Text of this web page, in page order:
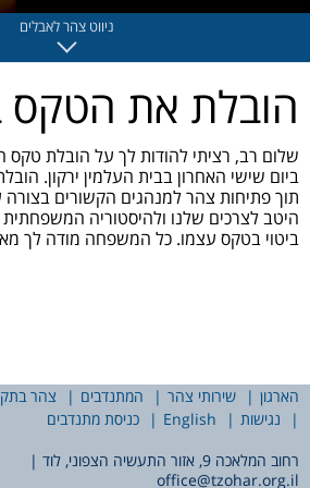
ניווט צהר לאבלים
רב להלוויה ולאזכרה
סידורי קבורה
דיני אבלות
מכתבי תודה
הובלת את הטקס
שלום רב, רציתי להודות לך על הובלת טקס
ביום שישי האחרון בבית העלמין ירקון.
תוך פתיחות צהר למנהגים הקשורים
היטב לצרכים שלנו ולהיסטוריה המשפחתית
ביטוי בטקס עצמו. כל המשפחה מודה לך
טלפון
דואייל
הארגון שירותי צהר המתנדבים צהר
נגישות
English
כניסת מתנדבים
רחוב המלאכה 9, אזור התעשיה הצפוני, לוד |
office@tzohar.org.il